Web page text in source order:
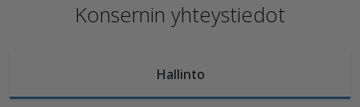
Konsernin yhteystiedot
Hallinto